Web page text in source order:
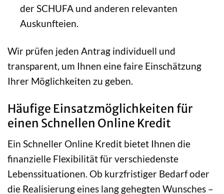
der SCHUFA und anderen relevanten
Auskunfteien.
Wir prüfen jeden Antrag individuell und
transparent, um Ihnen eine faire Einschätzung
Ihrer Möglichkeiten zu geben.
Häufige Einsatzmöglichkeiten für
einen Schnellen Online Kredit
Ein Schneller Online Kredit bietet Ihnen die
finanzielle Flexibilität für verschiedenste
Lebenssituationen. Ob kurzfristiger Bedarf oder
die Realisierung eines lang gehegten Wunsches –